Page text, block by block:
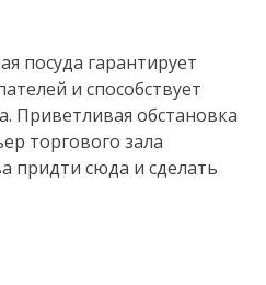
посуда гарантирует
и способствует
Приветливая обстановка
торгового зала
придти сюда и сделать